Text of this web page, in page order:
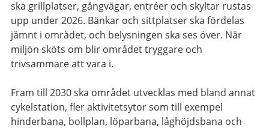
ska grillplatser, gångvägar, entréer och skyltar rustas
upp under 2026. Bänkar och sittplatser ska fördelas
jämnt i området, och belysningen ska ses över. När
miljön sköts om blir området tryggare och
trivsammare att vara i.
Fram till 2030 ska området utvecklas med bland annat
cykelstation, fler aktivitetsytor som till exempel
hinderbana, bollplan, löparbana, låghöjdsbana och